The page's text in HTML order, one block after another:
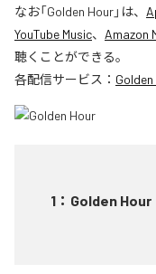
なお「Golden Hour」は、
YouTube Music、 Amazon
聴くことができる。
各配信サービス：
1 ： Golden Hour